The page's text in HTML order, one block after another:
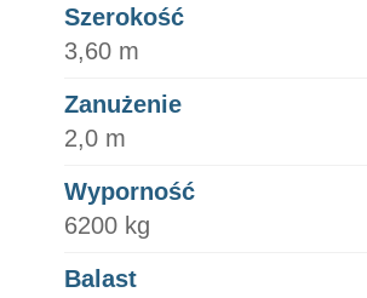
Szerokość
3,60 m
Zanużenie
2,0 m
Wyporność
6200 kg
Balast